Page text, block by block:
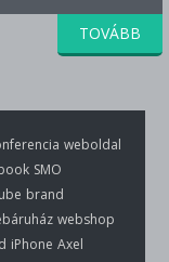
TOVÁBB
weboldal
SMO
brand
webshop
iPhone Axel